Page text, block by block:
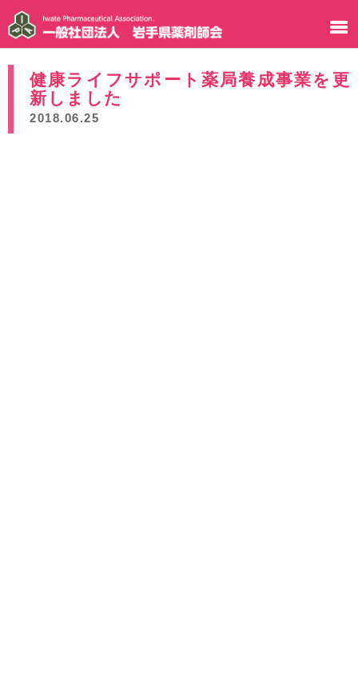
健康ライフサポート薬局養成事業を更
新しました
2018.06.25